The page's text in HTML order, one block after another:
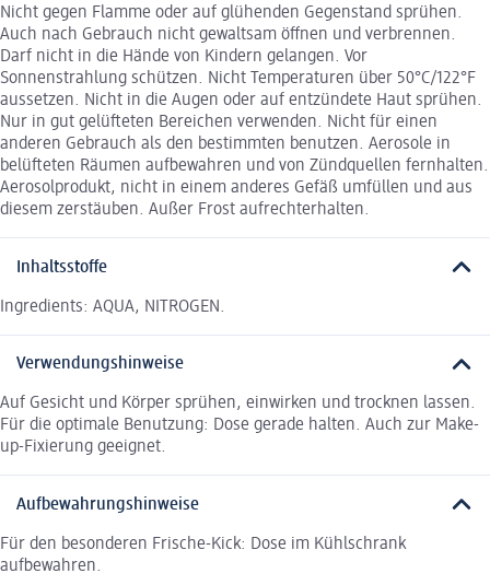
Nicht gegen Flamme oder auf glühenden Gegenstand sprühen.
Auch nach Gebrauch nicht gewaltsam öffnen und verbrennen.
Darf nicht in die Hände von Kindern gelangen. Vor
Sonnenstrahlung schützen. Nicht Temperaturen über 50°C/122°F
aussetzen. Nicht in die Augen oder auf entzündete Haut sprühen.
Nur in gut gelüfteten Bereichen verwenden. Nicht für einen
anderen Gebrauch als den bestimmten benutzen. Aerosole in
belüfteten Räumen aufbewahren und von Zündquellen fernhalten.
Aerosolprodukt, nicht in einem anderes Gefäß umfüllen und aus
diesem zerstäuben. Außer Frost aufrechterhalten.
Inhaltsstoffe
Ingredients: AQUA, NITROGEN.
Verwendungshinweise
Auf Gesicht und Körper sprühen, einwirken und trocknen lassen.
Für die optimale Benutzung: Dose gerade halten. Auch zur Make-
up-Fixierung geeignet.
Aufbewahrungshinweise
Für den besonderen Frische-Kick: Dose im Kühlschrank
aufbewahren.